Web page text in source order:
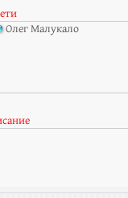
Олег Малукало